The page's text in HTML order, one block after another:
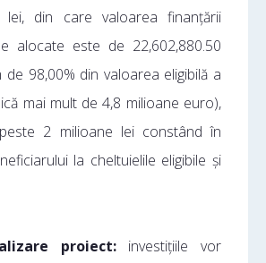
lei, din care valoarea finanțării
alocate este de 22,602,880.50
de 98,00% din valoarea eligibilă a
mai mult de 4,8 milioane euro),
2 milioane lei constând în
la cheltuielile eligibile și
proiect:investițiile vor